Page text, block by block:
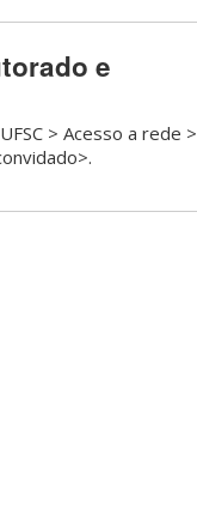
e
> Acesso a rede >